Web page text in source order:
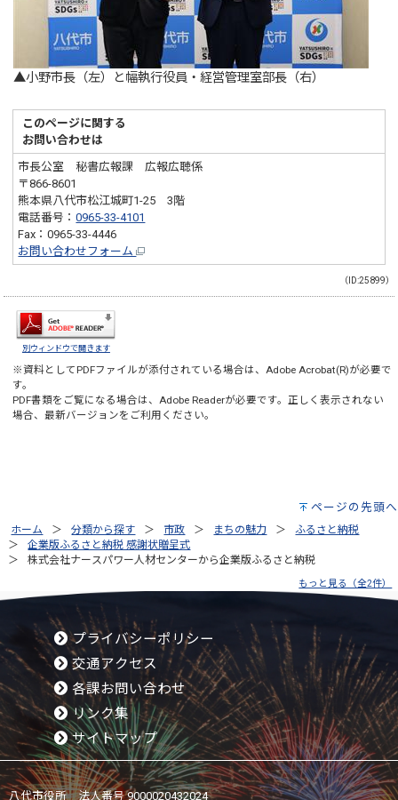
▲小野市長（左）と幅執行役員・経営管理室部長（右）
このページに関する
お問い合わせは
市長公室 秘書広報課 広報広聴係
〒866-8601
熊本県八代市松江城町1-25 3階
電話番号：0965-33-4101
Fax：0965-33-4446
お問い合わせフォーム
（ID:25899）
別ウィンドウで開きます
※資料としてPDFファイルが添付されている場合は、 Adobe Acrobat(R)が必要で
す。
PDF書類をご覧になる場合は、 Adobe Readerが必要です。正しく表示されない
場合、最新バージョンをご利用ください。
ページの先頭へ
ホーム 分類から探す 市政 まちの魅力
ふるさと納税
企業版ふるさと納税 感謝状贈呈式
株式会社ナースパワー人材センターから企業版ふるさと納税
もっと見る（全2件）
プライバシーポリシー
交通アクセス
各課お問い合わせ
リンク集
サイトマップ
八代市役所 法人番号 9000020432024